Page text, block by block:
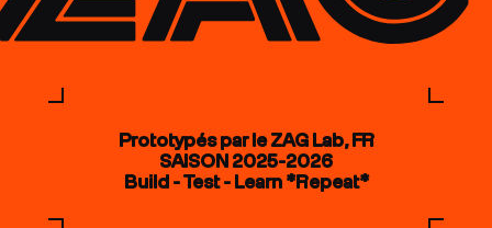
Prototypés par le ZAG Lab, FR
SAISON 2025-2026
Build - Test - Learn *Repeat*